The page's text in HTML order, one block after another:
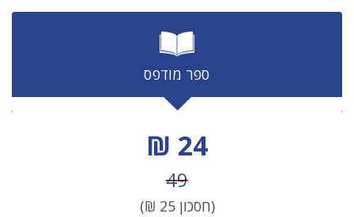
ספר מודפס
מחיר הנחה
24 ₪
מחיר לפני הנחה
49
(חסכון25
₪)